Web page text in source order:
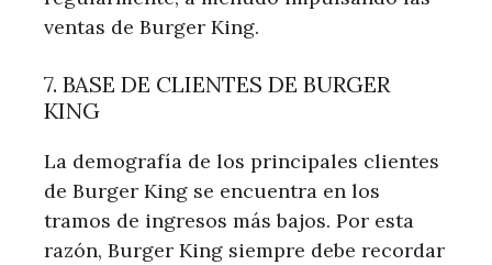
ventas de Burger King.
7. BASE DE CLIENTES DE BURGER
KING
La demografía de los principales clientes
de Burger King se encuentra en los
tramos de ingresos más bajos. Por esta
razón, Burger King siempre debe recordar